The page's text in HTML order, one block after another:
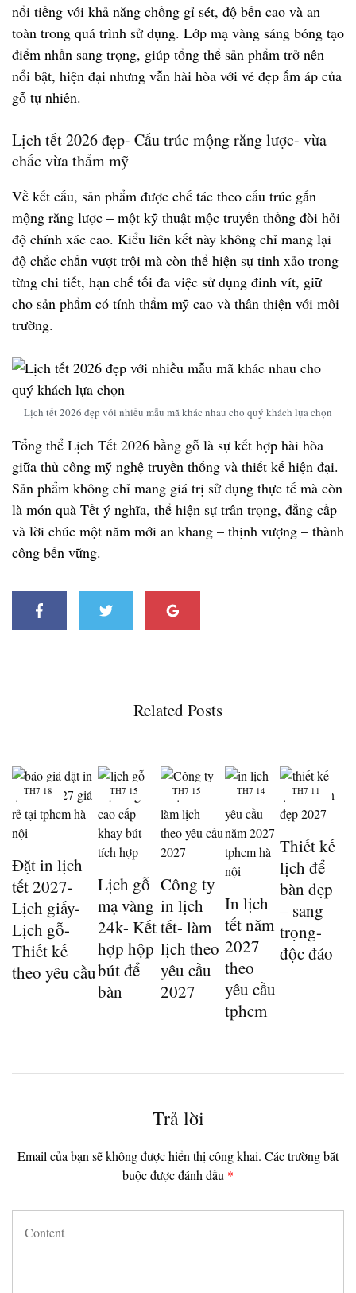
nổi tiếng với khả năng chống gỉ sét, độ bền cao và an
toàn trong quá trình sử dụng. Lớp mạ vàng sáng bóng tạo
điểm nhấn sang trọng, giúp tổng thể sản phẩm trở nên
nổi bật, hiện đại nhưng vẫn hài hòa với vẻ đẹp ấm áp của
gỗ tự nhiên.
Lịch tết 2026 đẹp- Cấu trúc mộng răng lược- vừa
chắc vừa thẩm mỹ
Về kết cấu, sản phẩm được chế tác theo cấu trúc gắn
mộng răng lược – một kỹ thuật mộc truyền thống đòi hỏi
độ chính xác cao. Kiểu liên kết này không chỉ mang lại
độ chắc chắn vượt trội mà còn thể hiện sự tinh xảo trong
từng chi tiết, hạn chế tối đa việc sử dụng đinh vít, giữ
cho sản phẩm có tính thẩm mỹ cao và thân thiện với môi
trường.
Lịch tết 2026 đẹp với nhiều mẫu mã khác nhau cho quý khách lựa chọn
Tổng thể Lịch Tết 2026 bằng gỗ là sự kết hợp hài hòa
giữa thủ công mỹ nghệ truyền thống và thiết kế hiện đại.
Sản phẩm không chỉ mang giá trị sử dụng thực tế mà còn
là món quà Tết ý nghĩa, thể hiện sự trân trọng, đẳng cấp
và lời chúc một năm mới an khang – thịnh vượng – thành
công bền vững.
Related Posts
TH7 18
Đặt in lịch
tết 2027-
Lịch giấy-
Lịch gỗ-
Thiết kế
theo yêu cầu
TH7 15
Lịch gỗ
mạ vàng
24k- Kết
hợp hộp
bút để
bàn
TH7 15
Công ty
in lịch
tết- làm
lịch theo
yêu cầu
2027
TH7 14
In lịch
tết năm
2027
theo
yêu cầu
tphcm
TH7 11
Thiết kế
lịch để
bàn đẹp
– sang
trọng-
độc đáo
Trả lời
Email của bạn sẽ không được hiển thị công khai. Các trường bắt
buộc được đánh dấu *